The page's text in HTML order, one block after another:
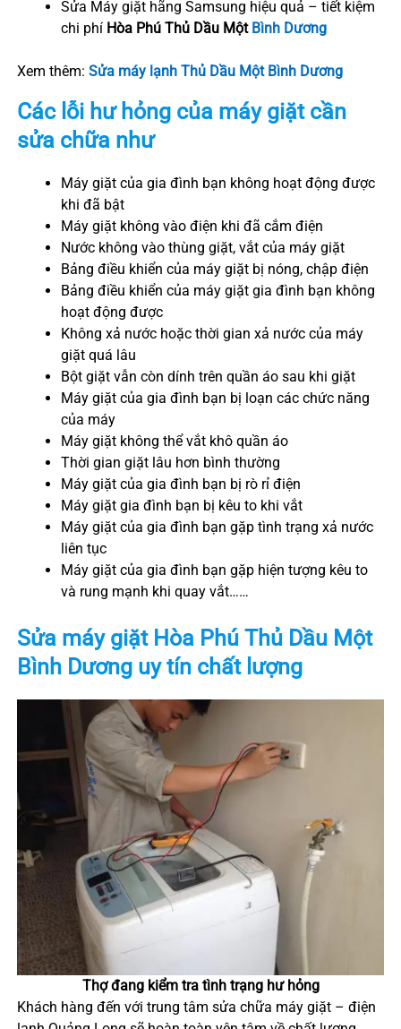
Sửa Máy giặt hãng Samsung hiệu quả – tiết kiệm
chi phí Hòa Phú Thủ Dầu Một Bình Dương
Xem thêm: Sửa máy lạnh Thủ Dầu Một Bình Dương
Các lỗi hư hỏng của máy giặt cần
sửa chữa như
Máy giặt của gia đình bạn không hoạt động được
khi đã bật
Máy giặt không vào điện khi đã cắm điện
Nước không vào thùng giặt, vắt của máy giặt
Bảng điều khiển của máy giặt bị nóng, chập điện
Bảng điều khiển của máy giặt gia đình bạn không
hoạt động được
Không xả nước hoặc thời gian xả nước của máy
giặt quá lâu
Bột giặt vẫn còn dính trên quần áo sau khi giặt
Máy giặt của gia đình bạn bị loạn các chức năng
của máy
Máy giặt không thể vắt khô quần áo
Thời gian giặt lâu hơn bình thường
Máy giặt của gia đình bạn bị rò rỉ điện
Máy giặt gia đình bạn bị kêu to khi vắt
Máy giặt của gia đình bạn gặp tình trạng xả nước
liên tục
Máy giặt của gia đình bạn gặp hiện tượng kêu to
và rung mạnh khi quay vắt……
Sửa máy giặt Hòa PhúThủ Dầu Một
Bình Dươnguy tín chất lượng
Thợ đang kiểm tra tình trạng hư hỏng
Khách hàng đến với trung tâm sửa chữa máy giặt – điện